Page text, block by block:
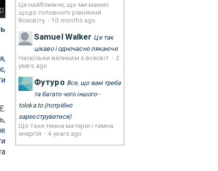
Це найближче, що ми маємо
щодо головного рівняння
Всесвіту · 10 months ago
Samuel Walker Це так
цікаво і одночасно лякаюче
Наскільки великим є всесвіт · 2
years ago
Футуро Все, що вам треба
та багато чого іншого -
toloka.to(потрібно
зареєструватися)
Що таке темна матерія і темна
енергія ·4 years ago